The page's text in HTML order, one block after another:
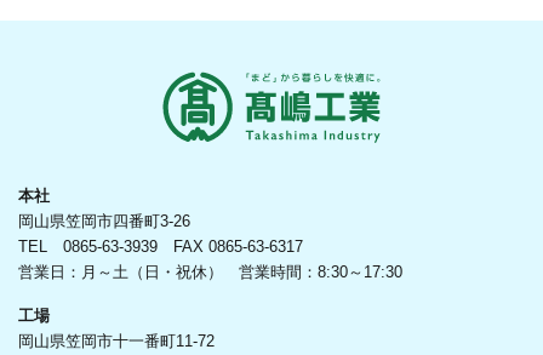
本社
岡山県笠岡市四番町3-26
TEL 0865-63-3939 FAX 0865-63-6317
営業日：月～土（日・祝休） 営業時間：8:30～17:30
工場
岡山県笠岡市十一番町11-72